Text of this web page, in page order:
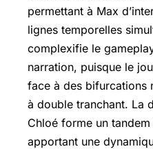
permettant à Max
lignes temporelles
complexifie le
narration, puisque le
face à des bifurcations
à double tranchant. La
Chloé forme un
apportant une